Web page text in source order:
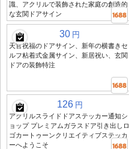
識、アクリルで装飾された家庭の創造的
な玄関ドアサイン
30 円
天官祝福のドアサイン、新年の横書きセ
ルフ粘着式金属サイン、新居祝い、玄関
ドアの装飾特注
126 円
アクリルスライドドアステッカー通知シ
ョップ プレミアムガラスドア引き出しロ
ゴカートゥーンクリエイティブステッカ
ーへようこそ